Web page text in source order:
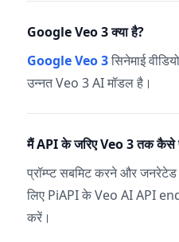
Google Veo 3 क्या है?
Google Veo 3सिनेमाई
उन्नत Veo 3 AI मॉडल है।
मैं API के जरिए Veo 3 तक कैसे
प्रॉम्प्ट सबमिट करने और जनरेटेड
लिए PiAPI के Veo AI API
करें।